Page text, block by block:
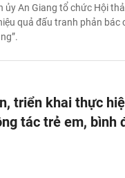
ủy An Giang tổ chức Hội
quả đấu tranh phản bác
triển khai thực
tác trẻ em, bình